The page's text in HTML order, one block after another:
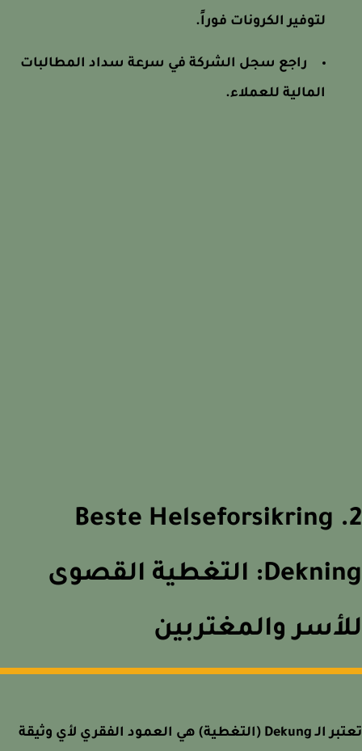
لتوفير الكرونات فوراً.
راجع سجل الشركة في سرعة سداد المطالبات
المالية للعملاء.
2. Beste Helseforsikring
Dekning: التغطية القصوى
والمغتربين
تعتبر الـ Dekung (التغطية) هي العمود الفقري لأي وثيقة